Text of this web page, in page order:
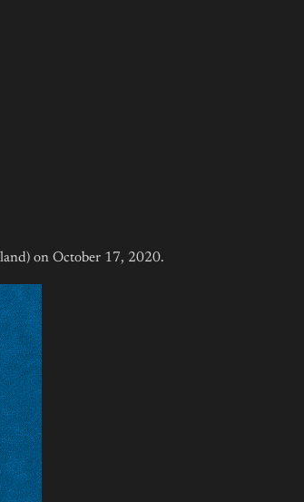
on October 17, 2020.